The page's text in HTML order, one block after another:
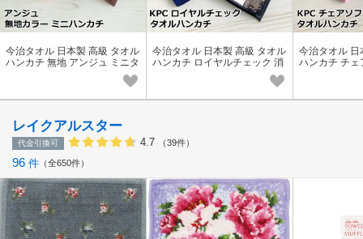
今治タオル 日本製 高級 タオル
ハンカチ 無地 アンジュ ミニタ
オル 吸水 速乾 ハンドタオル
今治タオル 日本製 高級 タオル
ハンカチ ロイヤルチェック 消
臭機能 吸水 速乾 ミニタオル
今治タオル 日
ハンカチ チェ
レイクアルスター
代金引換可 4.7 （39件）
96 件 全650件